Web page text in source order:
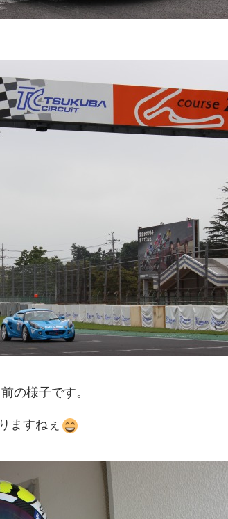
の様子です。
ますねぇ